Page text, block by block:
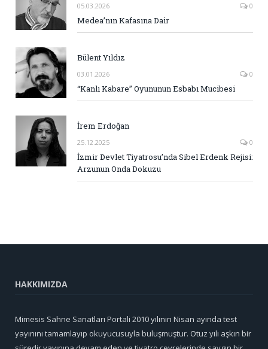
05.03.2026 0
Medea’nın Kafasına Dair
Bülent Yıldız
03.01.2026 0
“Kanlı Kabare” Oyununun Esbabı Mucibesi
İrem Erdoğan
25.12.2025 0
İzmir Devlet Tiyatrosu’nda Sibel Erdenk Rejisi:
Arzunun Onda Dokuzu
HAKKIMIZDA
Mimesis Sahne Sanatları Portali 2010 yılının Nisan ayında test
yayınını tamamlayıp okuyucusuyla buluşmuştur. Otuz yılı aşkın bir